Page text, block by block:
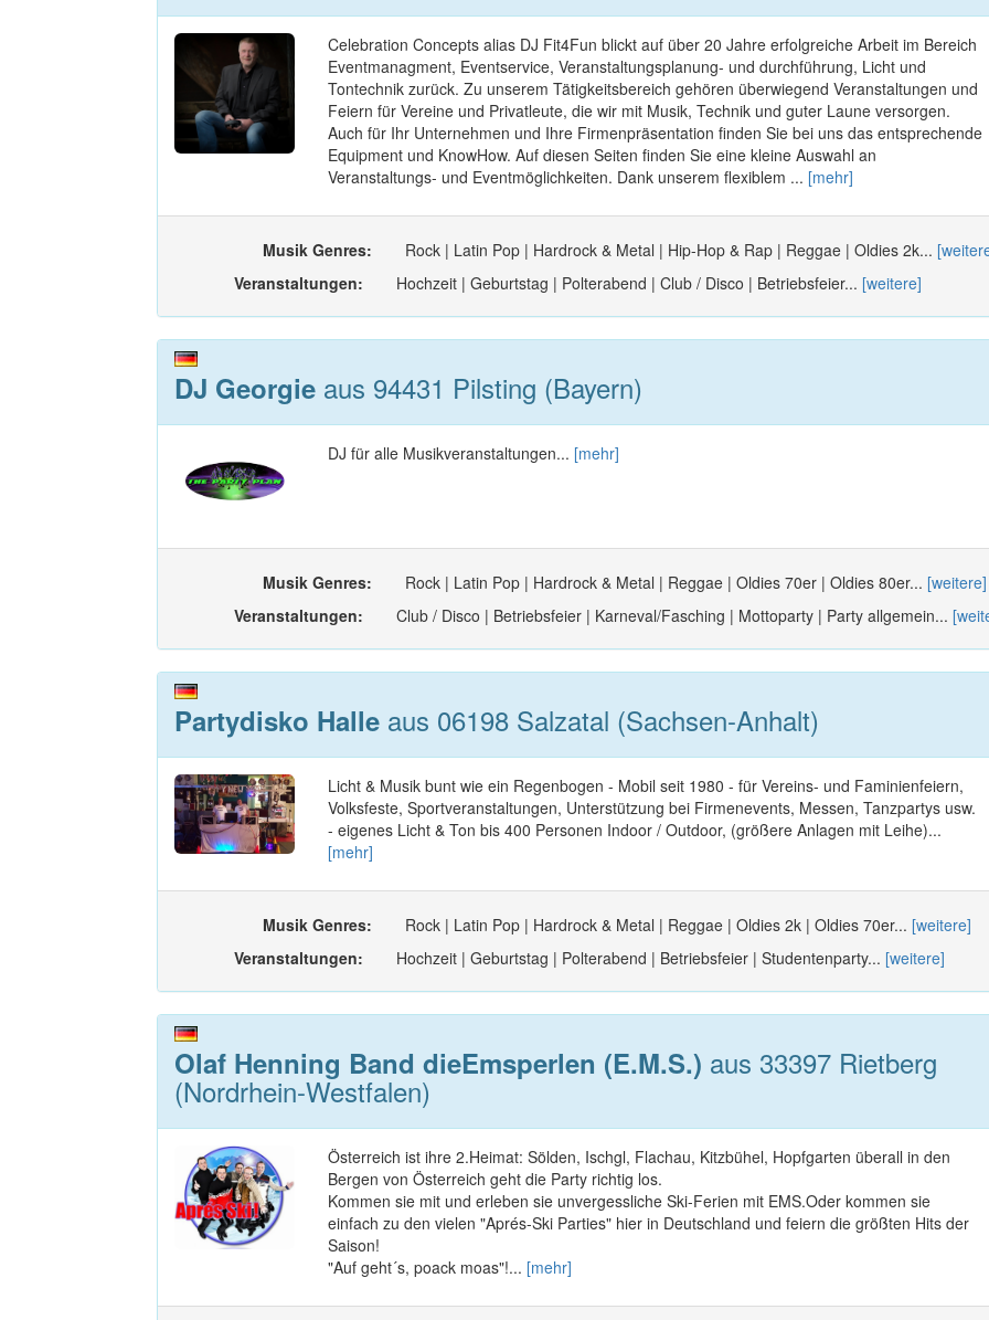
Celebration Concepts alias DJ Fit4Fun blickt auf über 20 Jahre erfolgreiche Arbeit im Bereich
Eventmanagment, Eventservice, Veranstaltungsplanung- und durchführung, Licht und
Tontechnik zurück. Zu unserem Tätigkeitsbereich gehören überwiegend Veranstaltungen und
Feiern für Vereine und Privatleute, die wir mit Musik, Technik und guter Laune versorgen.
Auch für Ihr Unternehmen und Ihre Firmenpräsentation finden Sie bei uns das entsprechende
Equipment und KnowHow. Auf diesen Seiten finden Sie eine kleine Auswahl an
Veranstaltungs- und Eventmöglichkeiten. Dank unserem flexiblem ... [mehr]
Musik Genres: Rock | Latin Pop | Hardrock & Metal | Hip-Hop & Rap | Reggae | Oldies 2k...
Veranstaltungen:
Hochzeit | Geburtstag | Polterabend | Club / Disco | Betriebsfeier... [weitere]
DJ Georgie aus 94431 Pilsting (Bayern)
DJ für alle Musikveranstaltungen... [mehr]
Musik Genres: Rock | Latin Pop | Hardrock & Metal | Reggae | Oldies 70er | Oldies 80er... [weitere]
Veranstaltungen:
Club / Disco | Betriebsfeier | Karneval/Fasching | Mottoparty | Party allgemein...
Partydisko Halle aus 06198 Salzatal (Sachsen-Anhalt)
Licht & Musik bunt wie ein Regenbogen - Mobil seit 1980 - für Vereins- und Faminienfeiern,
Volksfeste, Sportveranstaltungen, Unterstützung bei Firmenevents, Messen, Tanzpartys usw.
- eigenes Licht & Ton bis 400 Personen Indoor / Outdoor, (größere Anlagen mit Leihe)...
[mehr]
Musik Genres: Rock | Latin Pop | Hardrock & Metal | Reggae | Oldies 2k | Oldies 70er... [weitere]
Veranstaltungen:
Hochzeit | Geburtstag | Polterabend | Betriebsfeier | Studentenparty... [weitere]
Olaf Henning Band dieEmsperlen (E.M.S.) aus 33397 Rietberg
(Nordrhein-Westfalen)
Österreich ist ihre 2.Heimat: Sölden, Ischgl, Flachau, Kitzbühel, Hopfgarten überall in den
Bergen von Österreich geht die Party richtig los.
Kommen sie mit und erleben sie unvergessliche Ski-Ferien mit EMS.Oder kommen sie
einfach zu den vielen "Aprés-Ski Parties" hier in Deutschland und feiern die größten Hits der
Saison!
"Auf geht´s, poack moas"!... [mehr]